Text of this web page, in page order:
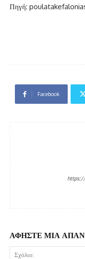
Πηγή:
Facebook
ΑΦΗΣΤΕ ΜΙΑ